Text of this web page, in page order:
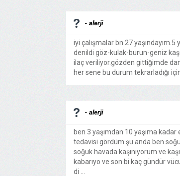
- alerji
iyi çalışmalar bn 27 yaşındayım.5
denildi göz-kulak-burun-geniz
ilaç veriliyor.gözden gittiğimde
her sene bu durum tekrarladığı için
- alerji
ben 3 yaşımdan 10 yaşıma kadar
tedavisi gördüm şu anda ben
soğuk havada kaşınıyorum ve
kabarıyo ve son bi kaç gündür
di ...